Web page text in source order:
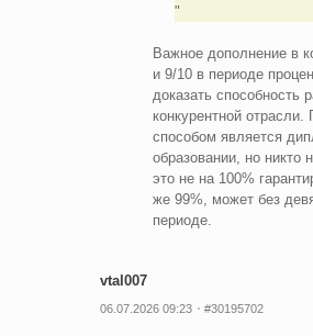
Важное дополнение в
и 9/10 в периоде
доказать способность
конкурентной отрасли.
способом является
образовании, но никто
это не на 100%
же 99%, может без
периоде.
vtal007
06.07.2026 09:23 #30195702